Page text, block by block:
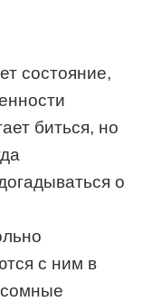
состояние,
биться, но
о
с ним в